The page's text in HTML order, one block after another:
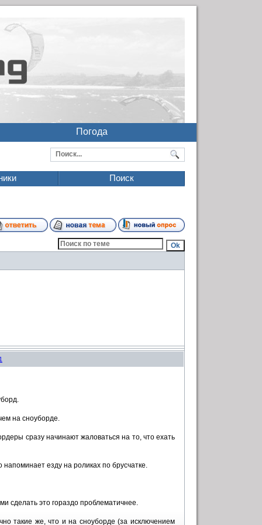
Погода
Поиск
на сноуборде.
сразу начинают жаловаться на то, что ехать
езду на роликах по брусчатке.
сделать это гораздо проблематичнее.
такие же, что и на сноуборде (за исключением